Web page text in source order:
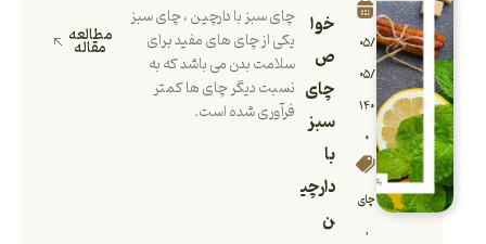
۰۵/
۰۵/
۱۴۰
۰
چای
,
خوا
ص
چای
سبز
با
دارچی
ن
چای سبز با دارچین ، چای سبز
یکی از چای های مفید برای
سلامت بدن می باشد که به
نسبت دیگر چای ها کمتر
فرآوری شده است.
مطالعه
مقاله